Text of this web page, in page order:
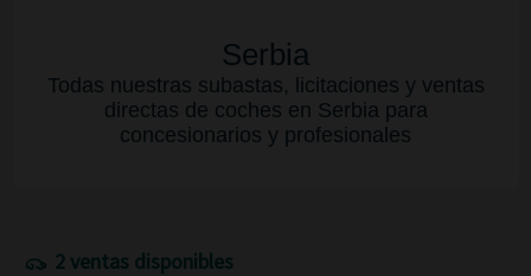
Serbia
Todas nuestras subastas, licitaciones y ventas
directas de coches en Serbia para
concesionarios y profesionales
2 ventas disponibles